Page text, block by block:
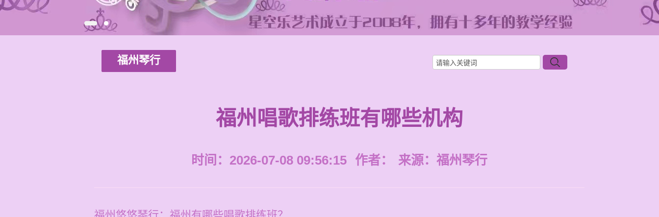
福州琴行
福州唱歌排练班有哪些机构
时间：2026-07-08 09:56:15 作者： 来源： 福州琴行